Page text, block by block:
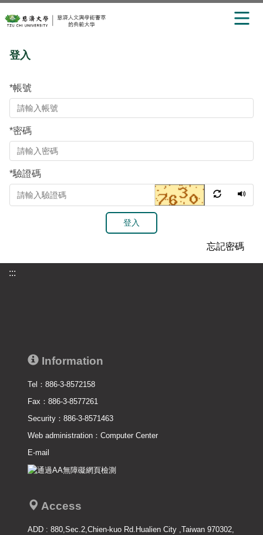
到
要
內
容
區
登入
*帳號
*密碼
*驗證碼
登入
忘記密碼
:::
Information
Tel：886-3-8572158
Fax：886-3-8577261
Security：886-3-8571463
Web administration： Computer Center
E-mail
Access
ADD : 880,Sec.2,Chien-kuo Rd.Hualien City ,Taiwan 970302,